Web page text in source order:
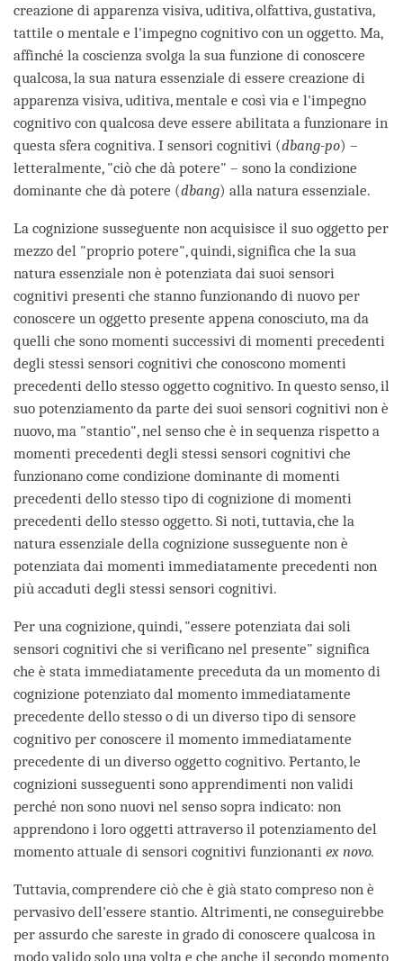
creazione di apparenza visiva, uditiva, olfattiva, gustativa,
tattile o mentale e l'impegno cognitivo con un oggetto. Ma,
affinché la coscienza svolga la sua funzione di conoscere
qualcosa, la sua natura essenziale di essere creazione di
apparenza visiva, uditiva, mentale e così via e l'impegno
cognitivo con qualcosa deve essere abilitata a funzionare in
questa sfera cognitiva. I sensori cognitivi (dbang-po) –
letteralmente, "ciò che dà potere" – sono la condizione
dominante che dà potere (dbang) alla natura essenziale.
La cognizione susseguente non acquisisce il suo oggetto per
mezzo del "proprio potere", quindi, significa che la sua
natura essenziale non è potenziata dai suoi sensori
cognitivi presenti che stanno funzionando di nuovo per
conoscere un oggetto presente appena conosciuto, ma da
quelli che sono momenti successivi di momenti precedenti
degli stessi sensori cognitivi che conoscono momenti
precedenti dello stesso oggetto cognitivo. In questo senso, il
suo potenziamento da parte dei suoi sensori cognitivi non è
nuovo, ma "stantio", nel senso che è in sequenza rispetto a
momenti precedenti degli stessi sensori cognitivi che
funzionano come condizione dominante di momenti
precedenti dello stesso tipo di cognizione di momenti
precedenti dello stesso oggetto. Si noti, tuttavia, che la
natura essenziale della cognizione susseguente non è
potenziata dai momenti immediatamente precedenti non
più accaduti degli stessi sensori cognitivi.
Per una cognizione, quindi, "essere potenziata dai soli
sensori cognitivi che si verificano nel presente" significa
che è stata immediatamente preceduta da un momento di
cognizione potenziato dal momento immediatamente
precedente dello stesso o di un diverso tipo di sensore
cognitivo per conoscere il momento immediatamente
precedente di un diverso oggetto cognitivo. Pertanto, le
cognizioni susseguenti sono apprendimenti non validi
perché non sono nuovi nel senso sopra indicato: non
apprendono i loro oggetti attraverso il potenziamento del
momento attuale di sensori cognitivi funzionanti ex novo.
Tuttavia, comprendere ciò che è già stato compreso non è
pervasivo dell'essere stantio. Altrimenti, ne conseguirebbe
per assurdo che sareste in grado di conoscere qualcosa in
modo valido solo una volta e che anche il secondo momento